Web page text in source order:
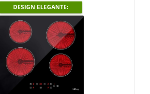
DESIGN ELEGANTE: